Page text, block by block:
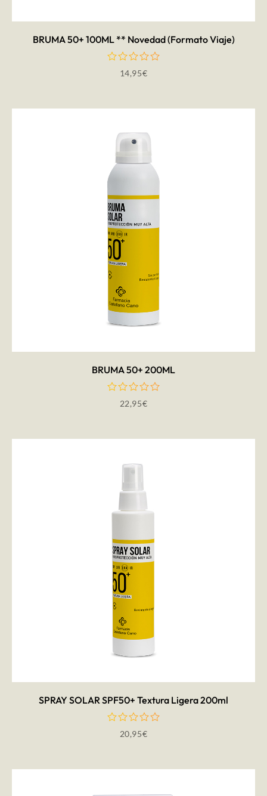
BRUMA 50+ 100ML ** Novedad (Formato Viaje)
14,95€
AÑADIR AL CARRITO
BRUMA 50+ 200ML
22,95€
AÑADIR AL CARRITO
SPRAY SOLAR SPF50+ Textura Ligera 200ml
20,95€